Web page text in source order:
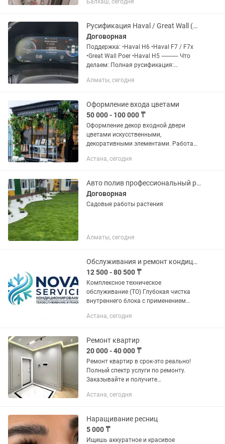
Балхаш, сегодня
Русификация Haval / Great Wall (под ключ)
Договорная
Поддержка: •Haval H6 •Haval F7 / F7x
•Great Wall Poer •Haval H5 ⸻ Что
делаем: Полная русификация:
во всех меню •Русификация щитка
Алматы, сегодня
Оформление входа цветами
50 000 - 100 000 ₸
Оформление декор входной двери
цветами искусственными,
декоративными элементами. Работа
Астана, сегодня
Авто полив профессиональный рулонный газон посев газона ландшафтный дизайн
Договорная
Садовые работы растения
Алматы, сегодня
Обслуживания и ремонт кондиционеров
12 500 - 80 500 ₸
Комплексное техническое
обслуживание (ТО) Глубокая чистка
внутреннего блока с применением
и мебели). Антибактериальная и
Астана, сегодня
Ремонт квартир
20 000 - 40 000 ₸
Ремонт квартир в срок-это реально!
Полный спектр услуги по ремонту.
Заказывайте и получите
строительных материалов -10% от
смета...
Астана, сегодня
Наращивание ресниц
5 000 ₸
Ищешь аккуратное и красивое